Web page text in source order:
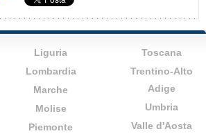
Liguria
Lombardia
Marche
Molise
Piemonte
Toscana
Trentino-Alto
Adige
Umbria
Valle d'Aosta